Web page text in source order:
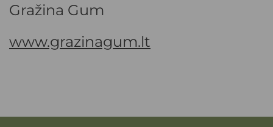
Gražina Gum
www.grazinagum.lt